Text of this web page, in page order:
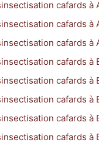
cafards à
cafards à
cafards à
cafards à
cafards à
cafards à
cafards à
cafards à